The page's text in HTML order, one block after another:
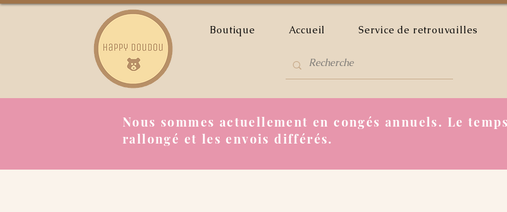
Boutique Accueil Service de retrouvailles
Nous sommes actuellement en congés annuels. Le
rallongé et les envois différés.